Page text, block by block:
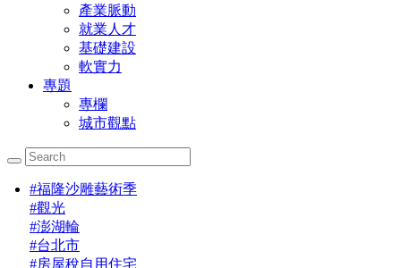
產業脈動
就業人才
基礎建設
軟實力
專題
專欄
城市觀點
#福隆沙雕藝術季
#觀光
#澎湖輪
#台北市
#房屋稅自用住宅